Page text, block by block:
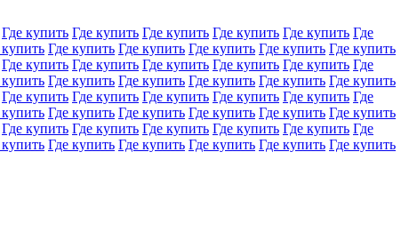
Где купить Где купить Где купить Где купить Где купить Где
Где купить Где купить Где купить Где купить Где купить
Где купить Где купить Где купить Где купить Где купить Где
Где купить Где купить Где купить Где купить Где купить
Где купить Где купить Где купить Где купить Где купить Где
Где купить Где купить Где купить Где купить Где купить
Где купить Где купить Где купить Где купить Где купить Где
Где купить Где купить Где купить Где купить Где купить